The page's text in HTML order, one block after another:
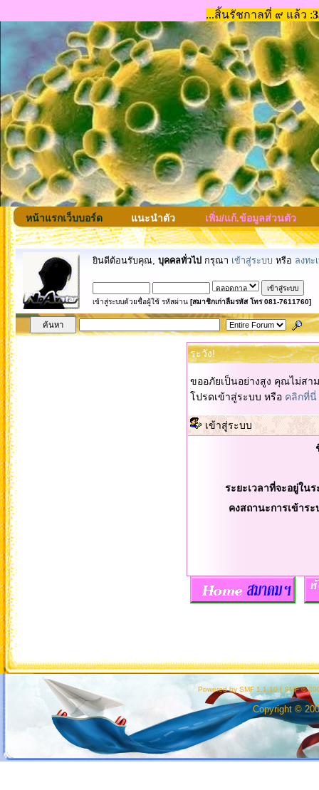
หน้าแรกเว็บบอร์ด แนะนำตัว เพิ่ม/แก้.ข้อมูลส่วนตัว
ยินดีต้อนรับคุณ, บุคคลทั่วไป กรุณา เข้าสู่ระบบ หรือ ลงทะ
เข้าสู่ระบบด้วยชื่อผู้ใช้ รหัสผ่าน [สมาชิกเก่าลืมรหัส โทร 081-7611760]
ระวัง!
ขออภัยเป็นอย่างสูง คุณไม่ส
โปรดเข้าสู่ระบบ หรือ คลิกที่นี่
เข้าสู่ระบบ
ระยะเวลาที่จะอยู่ใน
คงสถานะการเข้าร
Powered by SMF 1.1.10 | SMF ©
Copyright ©